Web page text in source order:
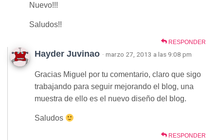
Nuevo!!!
Saludos!!
RESPONDER
Hayder Juvinao · marzo 27, 2013 a las 9:08 pm
Gracias Miguel por tu comentario, claro que sigo
trabajando para seguir mejorando el blog, una
muestra de ello es el nuevo diseño del blog.
Saludos
RESPONDER